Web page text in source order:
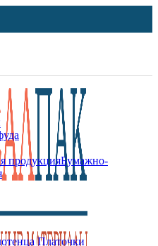
Бумажно-
Платочки